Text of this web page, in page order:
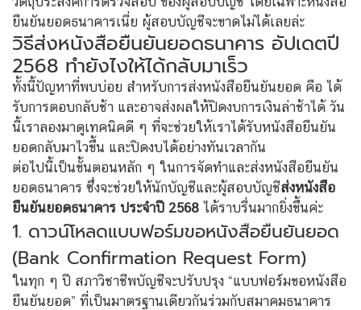
ยืนยันยอดธนาคารเนี่ย ผู้สอบบัญชีจะขาดไม่ได้เลยล่ะ
วิธีส่งหนังสือยืนยันยอดธนาคาร อัปเดตปี
2568 ทำยังไงให้ได้กลับมาเร็ว
ทั้งนี้ปัญหาที่พบบ่อย สำหรับการส่งหนังสือยืนยันยอด คือ ได้
รับการตอบกลับช้า และอาจส่งผลให้ปิดงบการเงินล่าช้าได้ วัน
นี้เราลองมาดูเทคนิคดี ๆ ที่จะช่วยให้เราได้รับหนังสือยืนยัน
ยอดกลับมาไวขึ้น และปิดงบได้อย่างทันเวลากัน
ต่อไปนี้เป็นขั้นตอนหลัก ๆ ในการจัดทำและส่งหนังสือยืนยัน
ยอดธนาคาร ซึ่งจะช่วยให้นักบัญชีและผู้สอบบัญชีส่งหนังสือ
ยืนยันยอดธนาคาร ประจำปี 2568 ได้ราบรื่นมากยิ่งขึ้นค่ะ
1. ดาวน์โหลดแบบฟอร์มขอหนังสือยืนยันยอด
(Bank Confirmation Request Form)
ในทุก ๆ ปี สภาวิชาชีพบัญชีจะปรับปรุง “แบบฟอร์มขอหนังสือ
ยืนยันยอด” ที่เป็นมาตรฐานเดียวกันร่วมกับสมาคมธนาคาร